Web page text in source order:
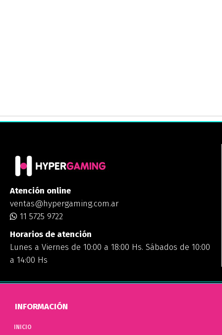
Atención online
ventas@hypergaming.com.ar
11 5725 9722
Horarios de atención
Lunes a Viernes de 10:00 a 18:00 Hs. Sábados de 10:00
a 14:00 Hs
INFORMACIÓN
INICIO